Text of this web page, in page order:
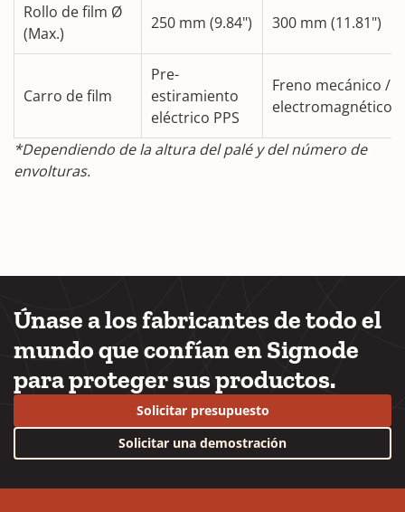
Rollo de film Ø
(Max.)
250 mm (9.84") 300 mm (11.81")
Carro de film
Pre-
estiramiento
eléctrico PPS
Freno mecánico /
electromagnético
*Dependiendo de la altura del palé y del número de
envolturas.
Únase a los fabricantes de todo el
mundo que confían en Signode
para proteger sus productos.
Solicitar presupuesto
Solicitar una demostración